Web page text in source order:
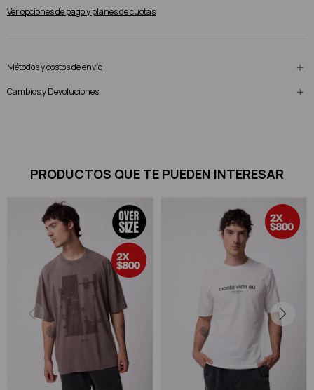
Ver opciones de pago y planes de cuotas
Métodos y costos de envío
Cambios y Devoluciones
PRODUCTOS QUE TE PUEDEN INTERESAR